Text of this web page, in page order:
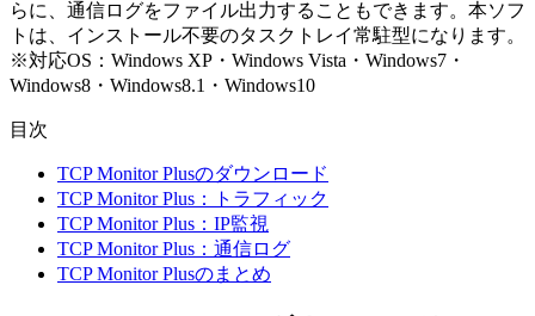
らに、通信ログをファイル出力することもできます。本ソフ
トは、インストール不要のタスクトレイ常駐型になります。
※対応OS：Windows XP・Windows Vista・Windows7・
Windows8・Windows8.1・Windows10
目次
TCP Monitor Plusのダウンロード
TCP Monitor Plus：トラフィック
TCP Monitor Plus：IP監視
TCP Monitor Plus：通信ログ
TCP Monitor Plusのまとめ